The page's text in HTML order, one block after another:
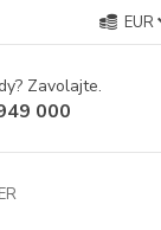
EUR
Zavolajte.
000